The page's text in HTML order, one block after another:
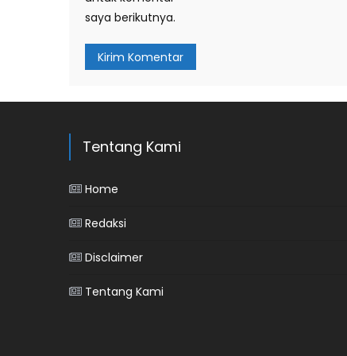
saya berikutnya.
Tentang Kami
Home
Redaksi
Disclaimer
Tentang Kami